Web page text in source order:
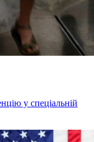
у спеціальній